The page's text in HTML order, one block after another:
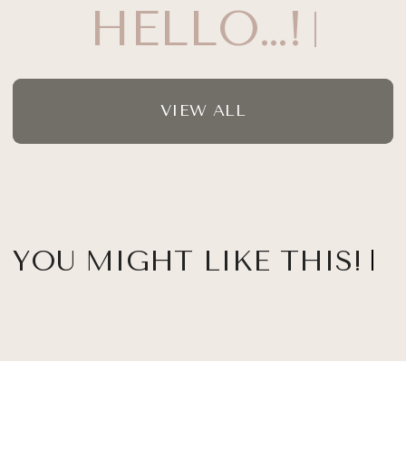
HELLO…!
VIEW ALL
YOU MIGHT LIKE THIS!